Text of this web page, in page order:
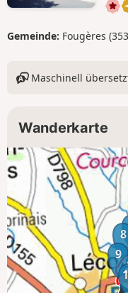
Gemeinde: Fougères
Maschinell
Wanderkarte
8
9